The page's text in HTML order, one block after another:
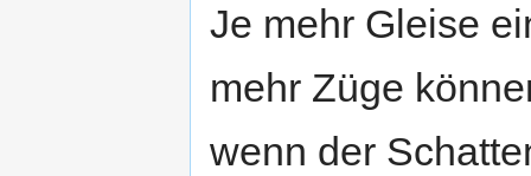
Je mehr Gleise
mehr Züge
wenn der